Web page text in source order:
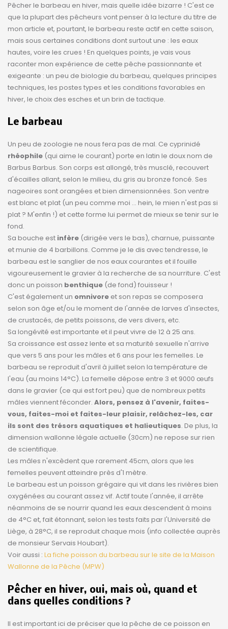
Pêcher le barbeau en hiver, mais quelle idée bizarre ! C'est ce
que la plupart des pêcheurs vont penser à la lecture du titre de
mon article et, pourtant, le barbeau reste actif en cette saison,
mais sous certaines conditions dont surtout une : les eaux
hautes, voire les crues ! En quelques points, je vais vous
raconter mon expérience de cette pêche passionnante et
exigeante : un peu de biologie du barbeau, quelques principes
techniques, les postes types et les conditions favorables en
hiver, le choix des esches et un brin de tactique.
Le barbeau
Un peu de zoologie ne nous fera pas de mal. Ce cyprinidé
rhéophile (qui aime le courant) porte en latin le doux nom de
Barbus Barbus. Son corps est allongé, très musclé, recouvert
d'écailles allant, selon le milieu, du gris au bronze foncé. Ses
nageoires sont orangées et bien dimensionnées. Son ventre
est blanc et plat (un peu comme moi ... hein, le mien n'est pas si
plat ? M'enfin !) et cette forme lui permet de mieux se tenir sur le
fond.
Sa bouche est infère (dirigée vers le bas), charnue, puissante
et munie de 4 barbillons. Comme je le dis avec tendresse, le
barbeau est le sanglier de nos eaux courantes et il fouille
vigoureusement le gravier à la recherche de sa nourriture. C'est
donc un poisson benthique (de fond) fouisseur !
C'est également un omnivore et son repas se composera
selon son âge et/ou le moment de l'année de larves d'insectes,
de crustacés, de petits poissons, de vers divers, etc.
Sa longévité est importante et il peut vivre de 12 à 25 ans.
Sa croissance est assez lente et sa maturité sexuelle n'arrive
que vers 5 ans pour les mâles et 6 ans pour les femelles. Le
barbeau se reproduit d'avril à juillet selon la température de
l'eau (au moins 14°C). La femelle dépose entre 3 et 9000 œufs
dans le gravier (ce qui est fort peu) que de nombreux petits
mâles viennent féconder. Alors, pensez à l'avenir, faites-
vous, faites-moi et faites-leur plaisir, relâchez-les, car
ils sont des trésors aquatiques et halieutiques. De plus, la
dimension wallonne légale actuelle (30cm) ne repose sur rien
de scientifique.
Les mâles n'excèdent que rarement 45cm, alors que les
femelles peuvent atteindre près d'1 mètre.
Le barbeau est un poisson grégaire qui vit dans les rivières bien
oxygénées au courant assez vif. Actif toute l'année, il arrête
néanmoins de se nourrir quand les eaux descendent à moins
de 4°C et, fait étonnant, selon les tests faits par l'Université de
Liège, à 28°C, il se reproduit chaque mois (info collectée auprès
de monsieur Servais Houbart).
Voir aussi : La fiche poisson du barbeau sur le site de la Maison
Wallonne de la Pêche (MPW)
Pêcher en hiver, oui, mais où, quand et
dans quelles conditions ?
Il est important ici de préciser que la pêche de ce poisson en